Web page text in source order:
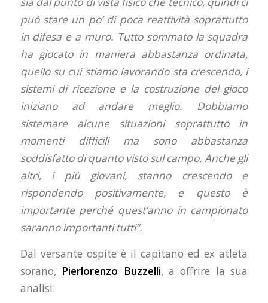
può stare un po’ di poca reattività soprattutto
in difesa e a muro. Tutto sommato la squadra
ha giocato in maniera abbastanza ordinata,
quello su cui stiamo lavorando sta crescendo, i
sistemi di ricezione e la costruzione del gioco
iniziano ad andare meglio. Dobbiamo
sistemare alcune situazioni soprattutto in
momenti difficili ma sono abbastanza
soddisfatto di quanto visto sul campo. Anche gli
altri, i più giovani, stanno crescendo e
rispondendo positivamente, e questo è
importante perché quest’anno in campionato
saranno importanti tutti”.
Dal versante ospite è il capitano ed ex atleta
sorano, Pierlorenzo Buzzelli, a offrire la sua
analisi: